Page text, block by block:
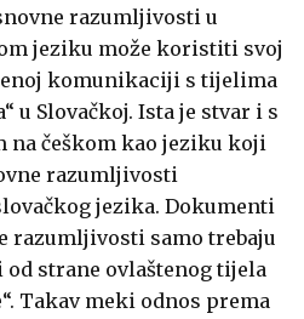
razumljivosti u
jeziku može koristiti svoj
komunikaciji s tijelima
u Slovačkoj. Ista je stvar i s
na češkom kao jeziku koji
razumljivosti
jezika. Dokumenti
razumljivosti samo trebaju
strane ovlaštenog tijela
Takav meki odnos prema